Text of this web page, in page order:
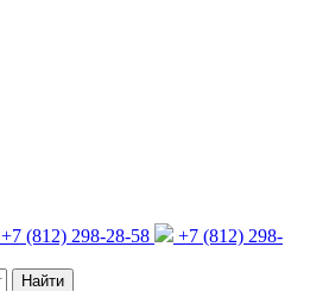
+7 (812) 298-28-58
+7 (812) 298-
Найти